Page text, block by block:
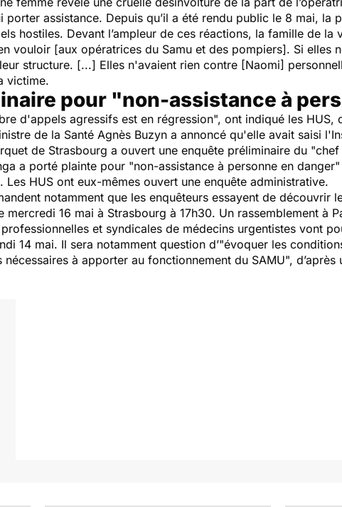
assistance. Depuis qu’il a été rendu public le 8 mai, la
hostiles. Devant l’ampleur de ces réactions, la famille de
vouloir [aux opératrices du Samu et des pompiers]. Si elles
structure. [...] Elles n'avaient rien contre [Naomi]
victime.
pour "non-assistance à
d'appels agressifs est en régression", ont indiqué les HUS,
de la Santé Agnès Buzyn a annoncé qu'elle avait saisi
de Strasbourg a ouvert une enquête préliminaire du "chef
a porté plainte pour "non-assistance à personne en danger
HUS ont eux-mêmes ouvert une enquête administrative.
notamment que les enquêteurs essayent de découvrir
16 mai à Strasbourg à 17h30. Un rassemblement à
et syndicales de médecins urgentistes vont
14 mai. Il sera notamment question d’"évoquer les
nécessaires à apporter au fonctionnement du SAMU", d’après